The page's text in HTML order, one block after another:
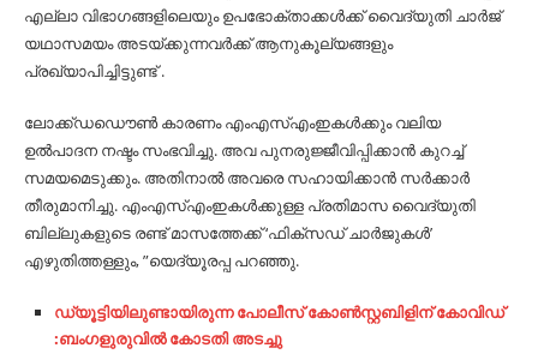
എല്ലാ വിഭാഗങ്ങളിലെയും ഉപഭോക്താക്കൾക്ക് വൈദ്യുതി ചാർജ്
യഥാസമയം അടയ്ക്കുന്നവർക്ക്‌ ആനുകൂല്യങ്ങളും
പ്രഖ്യാപിച്ചിട്ടുണ്ട് .
ലോക്ക്ഡഡൌൺ കാരണം എം‌എസ്‌എം‌ഇകൾക്കും വലിയ
ഉൽ‌പാദന നഷ്ടം സംഭവിച്ചു. അവ പുനരുജ്ജീവിപ്പിക്കാൻ കുറച്ച്
സമയമെടുക്കും. അതിനാൽ അവരെ സഹായിക്കാൻ സർക്കാർ
തീരുമാനിച്ചു. എം‌എസ്‌എംഇകൾ‌ക്കുള്ള പ്രതിമാസ വൈദ്യുതി
ബില്ലുകളുടെ രണ്ട് മാസത്തേക്ക് ‘ഫിക്‌സഡ് ചാർജുകൾ’
എഴുതിത്തള്ളും, ”യെദ്യൂരപ്പ പറഞ്ഞു.
ഡ്യൂട്ടിയിലുണ്ടായിരുന്ന പോലീസ് കോൺസ്റ്റബിളിന് കോവിഡ്
:ബംഗളുരുവിൽ കോടതി അടച്ചു